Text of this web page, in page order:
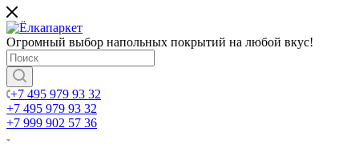
Огромный выбор напольных покрытий на любой вкус!
+7 495 979 93 32
+7 495 979 93 32
+7 999 902 57 36